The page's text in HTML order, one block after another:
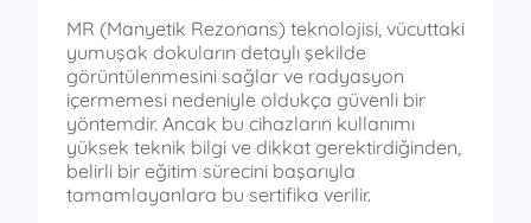
MR (Manyetik Rezonans) teknolojisi, vücuttaki
yumuşak dokuların detaylı şekilde
görüntülenmesini sağlar ve radyasyon
içermemesi nedeniyle oldukça güvenli bir
yöntemdir. Ancak bu cihazların kullanımı
yüksek teknik bilgi ve dikkat gerektirdiğinden,
belirli bir eğitim sürecini başarıyla
tamamlayanlara bu sertifika verilir.